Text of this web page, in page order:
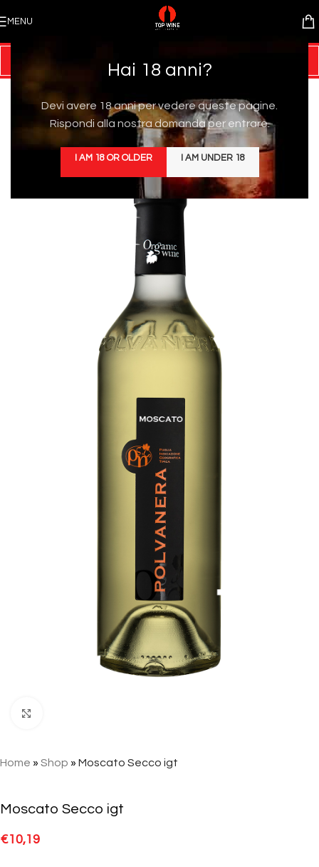
Hai 18 anni?
Devi avere 18 anni per vedere queste pagine.
Rispondi alla nostra domanda per entrare.
I AM 18 OR OLDER I AM UNDER 18
MENU
Home » Shop » Moscato Secco igt
Moscato Secco igt
€10,19